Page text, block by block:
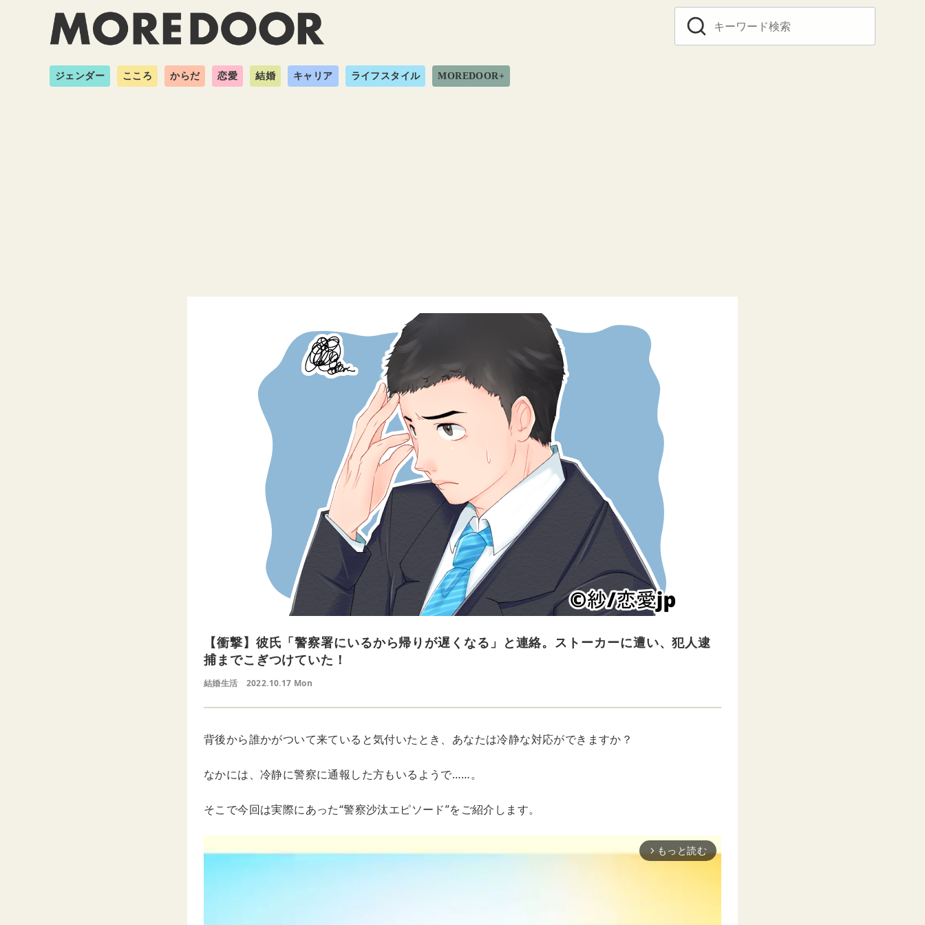
ジェンダー こころ からだ 恋愛 結婚 キャリア ライフスタイル MOREDOOR+
【衝撃】彼氏「警察署にいるから帰りが遅くなる」と連絡。ストーカーに遭い、犯人逮
捕までこぎつけていた！
結婚生活 2022.10.17 Mon
背後から誰かがついて来ていると気付いたとき、あなたは冷静な対応ができますか？
なかには、冷静に警察に通報した方もいるようで……。
そこで今回は実際にあった“警察沙汰エピソード”をご紹介します。
arrow_forward_ios もっと読む